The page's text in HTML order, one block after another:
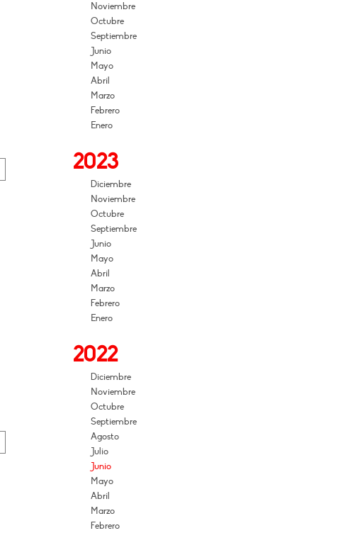
Noviembre
Octubre
Septiembre
Junio
Mayo
Abril
Marzo
Febrero
Enero
2023
Diciembre
Noviembre
Octubre
Septiembre
Junio
Mayo
Abril
Marzo
Febrero
Enero
2022
Diciembre
Noviembre
Octubre
Septiembre
Agosto
Julio
Junio
Mayo
Abril
Marzo
Febrero